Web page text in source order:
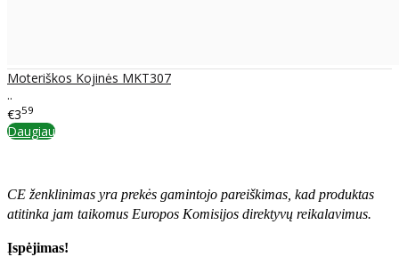
Moteriškos Kojinės MKT307
..
€359
Daugiau
CE ženklinimas yra prekės gamintojo pareiškimas, kad produktas
atitinka jam taikomus Europos Komisijos direktyvų reikalavimus.
Įspėjimas!